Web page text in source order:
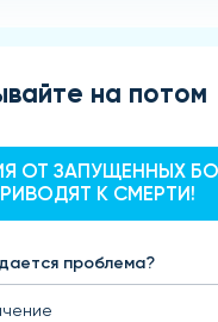
на потом
ОТ ЗАПУЩЕННЫХ
К СМЕРТИ!
проблема?